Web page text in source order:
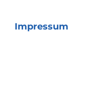
Impressum